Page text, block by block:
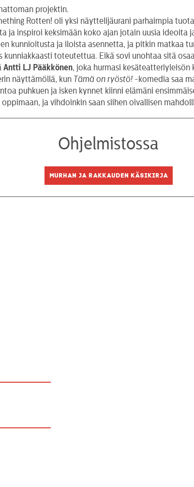
projektin.
Rotten! oli yksi näyttelijäurani parhaimpia
ja inspiroi keksimään koko ajan jotain uusia ideoita
kunnioitusta ja iloista asennetta, ja pitkin matkaa
kunniakkaasti toteutettua. Eikä sovi unohtaa sitä
Antti LJ Pääkkönen, joka hurmasi kesäteatteriyleisön
näyttämöllä, kun Tämä on ryöstö! -komedia saa
puhkuen ja isken kynnet kiinni elämäni
ja vihdoinkin saan siihen oivallisen
Ohjelmistossa
Murhan ja rakkauden käsikirja